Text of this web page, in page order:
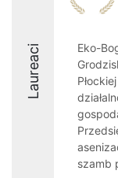
Laureaci
Eko-
szamb